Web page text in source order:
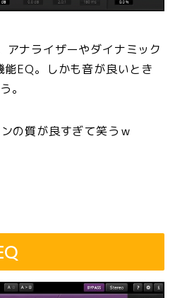
アナライザーやダイナミック
EQ。しかも音が良いとき
。
の質が良すぎて笑うｗ